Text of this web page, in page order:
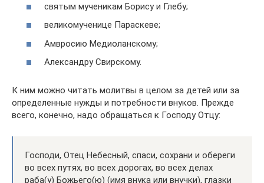
святым мученикам Борису и Глебу;
великомученице Параскеве;
Амвросию Медиоланскому;
Александру Свирскому.
К ним можно читать молитвы в целом за детей или за
определенные нужды и потребности внуков. Прежде
всего, конечно, надо обращаться к Господу Отцу:
Господи, Отец Небесный, спаси, сохрани и обереги
во всех путях, во всех дорогах, во всех делах
раба(у) Божьего(ю) (имя внука или внучки), глазки